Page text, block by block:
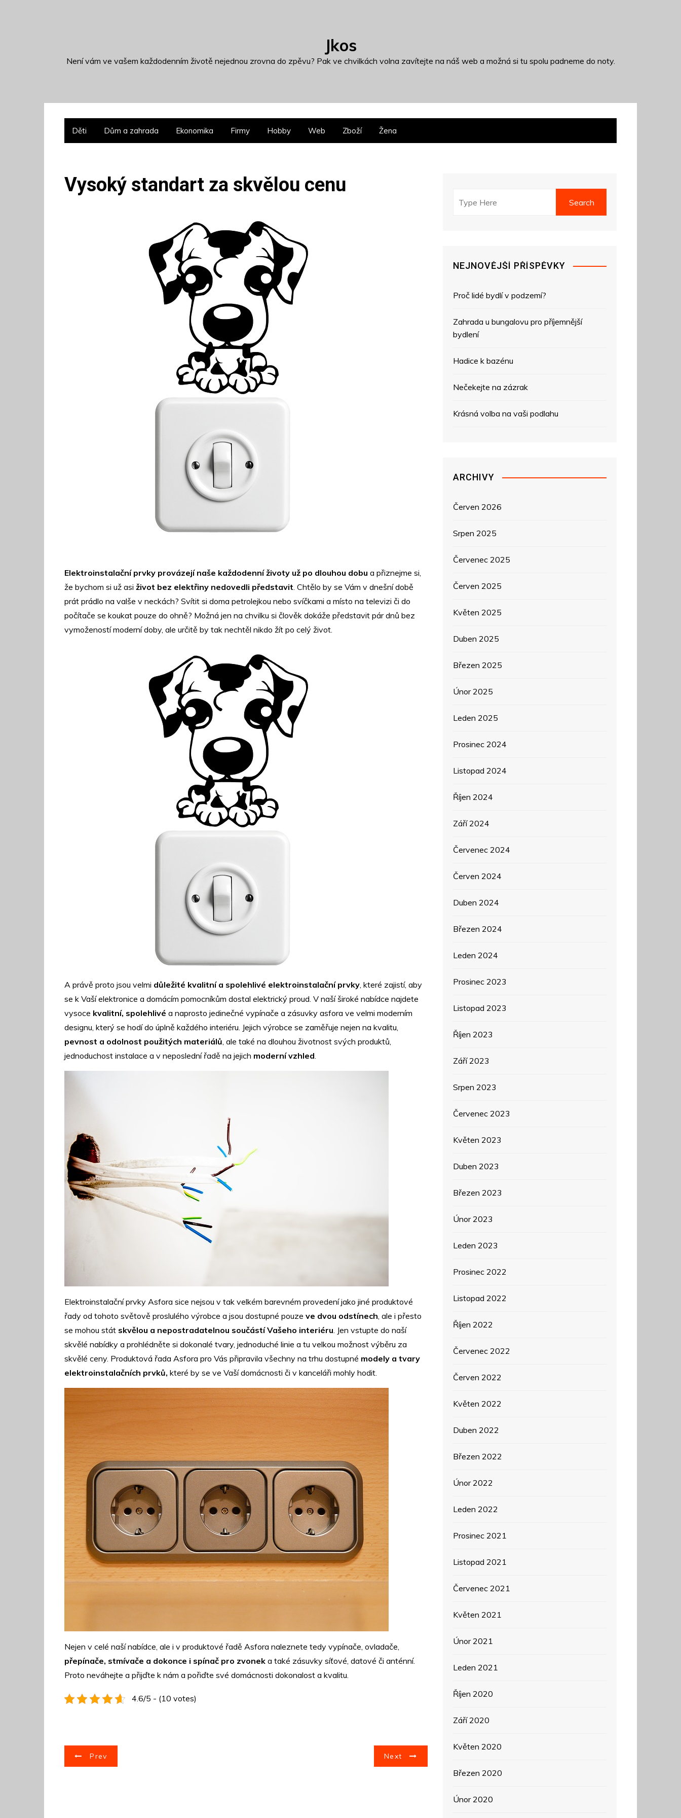
Jkos
Není vám ve vašem každodenním životě nejednou zrovna do zpěvu? Pak ve chvilkách volna zavítejte na náš web a možná si tu spolu padneme do noty.
Děti Dům a zahrada Ekonomika Firmy Hobby Web Zboží Žena
Vysoký standart za skvělou cenu
Elektroinstalační prvky provázejí naše každodenní životy už po dlouhou dobu a přiznejme si,
že bychom si už asi život bez elektřiny nedovedli představit. Chtělo by se Vám v dnešní době
prát prádlo na valše v neckách? Svítit si doma petrolejkou nebo svíčkami a místo na televizi či do
počítače se koukat pouze do ohně? Možná jen na chvilku si člověk dokáže představit pár dnů bez
vymožeností moderní doby, ale určitě by tak nechtěl nikdo žít po celý život.
A právě proto jsou velmi důležité kvalitní a spolehlivé elektroinstalační prvky, které zajistí, aby
se k Vaší elektronice a domácím pomocníkům dostal elektrický proud. V naší široké nabídce najdete
vysoce kvalitní, spolehlivé a naprosto jedinečné vypínače a zásuvky asfora ve velmi moderním
designu, který se hodí do úplně každého interiéru. Jejich výrobce se zaměřuje nejen na kvalitu,
pevnost a odolnost použitých materiálů, ale také na dlouhou životnost svých produktů,
jednoduchost instalace a v neposlední řadě na jejich moderní vzhled.
Elektroinstalační prvky Asfora sice nejsou v tak velkém barevném provedení jako jiné produktové
řady od tohoto světově proslulého výrobce a jsou dostupné pouze ve dvou odstínech, ale i přesto
se mohou stát skvělou a nepostradatelnou součástí Vašeho interiéru. Jen vstupte do naší
skvělé nabídky a prohlédněte si dokonalé tvary, jednoduché linie a tu velkou možnost výběru za
skvělé ceny. Produktová řada Asfora pro Vás připravila všechny na trhu dostupné modely a tvary
elektroinstalačních prvků, které by se ve Vaší domácnosti či v kanceláři mohly hodit.
Nejen v celé naší nabídce, ale i v produktové řadě Asfora naleznete tedy vypínače, ovladače,
přepínače, stmívače a dokonce i spínač pro zvonek a také zásuvky síťové, datové či anténní.
Proto neváhejte a přijďte k nám a pořiďte své domácnosti dokonalost a kvalitu.
4.6/5 - (10 votes)
N
Prev Next
NEJNOVĚJŠÍ PŘÍSPĚVKY
Proč lidé bydlí v podzemí?
Zahrada u bungalovu pro příjemnější
bydlení
Hadice k bazénu
Nečekejte na zázrak
Krásná volba na vaši podlahu
ARCHIVY
Červen 2026
Srpen 2025
Červenec 2025
Červen 2025
Květen 2025
Duben 2025
Březen 2025
Únor 2025
Leden 2025
Prosinec 2024
Listopad 2024
Říjen 2024
Září 2024
Červenec 2024
Červen 2024
Duben 2024
Březen 2024
Leden 2024
Prosinec 2023
Listopad 2023
Říjen 2023
Září 2023
Srpen 2023
Červenec 2023
Květen 2023
Duben 2023
Březen 2023
Únor 2023
Leden 2023
Prosinec 2022
Listopad 2022
Říjen 2022
Červenec 2022
Červen 2022
Květen 2022
Duben 2022
Březen 2022
Únor 2022
Leden 2022
Prosinec 2021
Listopad 2021
Červenec 2021
Květen 2021
Únor 2021
Leden 2021
Říjen 2020
Září 2020
Květen 2020
Březen 2020
Únor 2020